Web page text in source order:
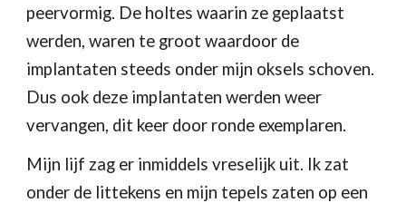
peervormig. De holtes waarin ze geplaatst
werden, waren te groot waardoor de
implantaten steeds onder mijn oksels schoven.
Dus ook deze implantaten werden weer
vervangen, dit keer door ronde exemplaren.
Mijn lijf zag er inmiddels vreselijk uit. Ik zat
onder de littekens en mijn tepels zaten op een